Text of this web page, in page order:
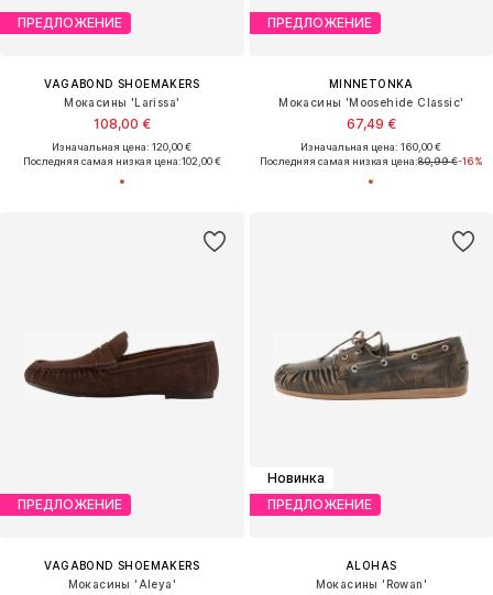
ПРЕДЛОЖЕНИЕ
VAGABOND SHOEMAKERS
Мокасины 'Larissa'
108,00 €
Изначальная цена: 120,00 €
Последняя самая низкая цена:102,00 €
ПРЕДЛОЖЕНИЕ
MINNETONKA
Мокасины 'Moosehide Classic'
67,49 €
Изначальная цена: 160,00 €
Последняя самая низкая цена:80,99 €-16%
ПРЕДЛОЖЕНИЕ
VAGABOND SHOEMAKERS
Мокасины 'Aleya'
Новинка
ПРЕДЛОЖЕНИЕ
ALOHAS
Мокасины 'Rowan'